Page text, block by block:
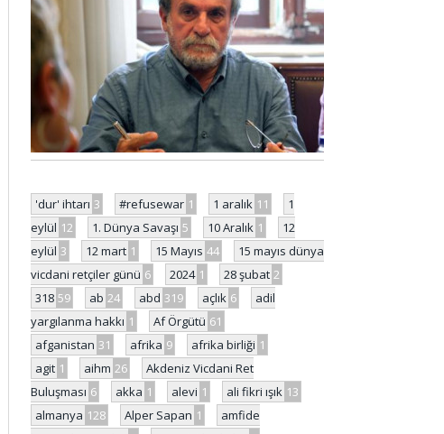
'dur' ihtarı 3 #refusewar 1 1 aralık 11
1
eylül 12 1. Dünya Savaşı 5 10 Aralık 1
12
eylül 3 12 mart 1 15 Mayıs 44
15 mayıs dünya
vicdani retçiler günü 6 2024 1 28 şubat 2
318 59 ab 24 abd 319 açlık 6
adil
yargılanma hakkı 1 Af Örgütü 61
afganistan 31 afrika 9 afrika birliği 1
agit 1 aihm 26
Akdeniz Vicdani Ret
Buluşması 6 akka 1 alevi 1 ali fikri ışık 13
almanya 128 Alper Sapan 1
amfide